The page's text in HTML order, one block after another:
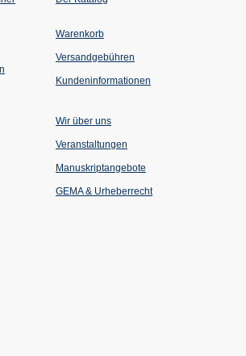
Warenkorb
Versandgebühren
Kundeninformationen
Wir über uns
Veranstaltungen
einem
Tab)
Manuskriptangebote
GEMA & Urheberrecht